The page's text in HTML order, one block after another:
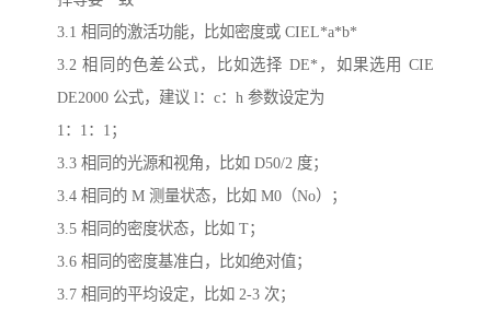
3.1 相同的激活功能，比如密度或 CIEL*a*b*
3.2 相同的色差公式，比如选择 DE*，如果选用 CIE
DE2000 公式，建议 l：c：h 参数设定为
1：1：1；
3.3 相同的光源和视角，比如 D50/2 度；
3.4 相同的 M 测量状态，比如 M0（No）；
3.5 相同的密度状态，比如 T；
3.6 相同的密度基准白，比如绝对值；
3.7 相同的平均设定，比如 2-3 次；